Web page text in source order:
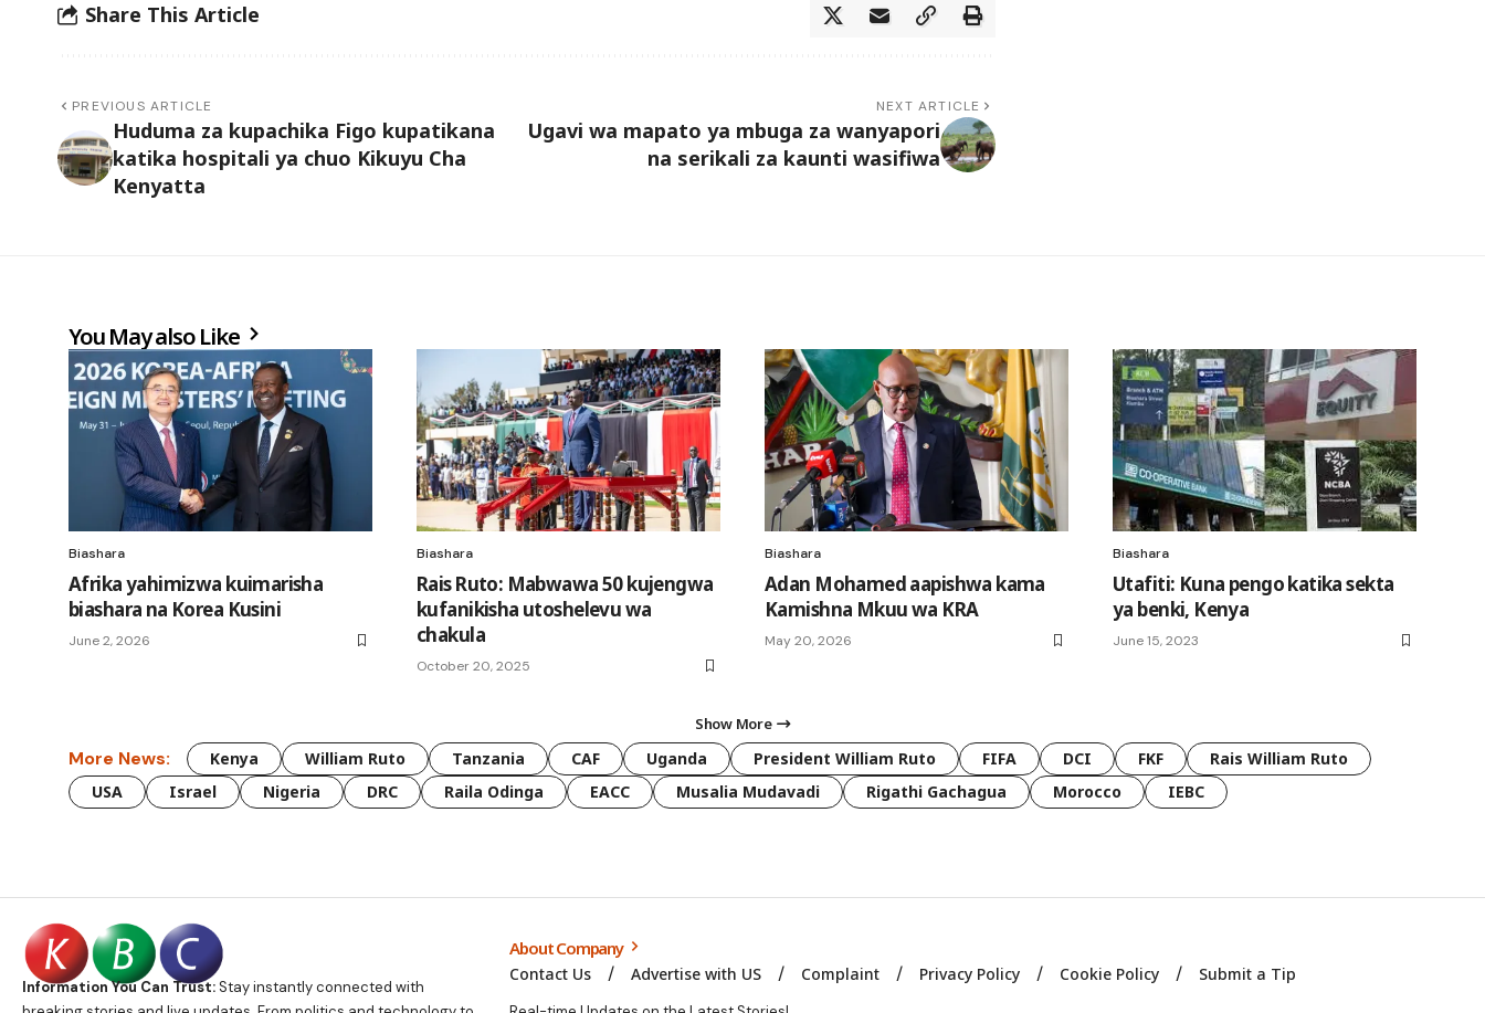
Share This Article
PREVIOUS ARTICLE
Huduma za kupachika Figo kupatikana
katika hospitali ya chuo Kikuyu Cha
Kenyatta
NEXT ARTICLE
Ugavi wa mapato ya mbuga za wanyapori
na serikali za kaunti wasifiwa
You May also Like
Biashara
Afrika yahimizwa kuimarisha
biashara na Korea Kusini
June 2, 2026
Biashara
Rais Ruto: Mabwawa 50 kujengwa
kufanikisha utoshelevu wa
chakula
October 20, 2025
Biashara
Adan Mohamed aapishwa kama
Kamishna Mkuu wa KRA
May 20, 2026
Biashara
Utafiti: Kuna pengo katika sekta
ya benki, Kenya
June 15, 2023
Show More
More News: Kenya William Ruto Tanzania CAF Uganda President William Ruto FIFA DCI FKF
Rais William Ruto
USA
Israel Nigeria DRC Raila Odinga EACC Musalia Mudavadi Rigathi Gachagua Morocco IEBC
Information You Can Trust:Stay instantly connected with
About Company
Contact Us Advertise with US Complaint Privacy Policy Cookie Policy Submit a Tip